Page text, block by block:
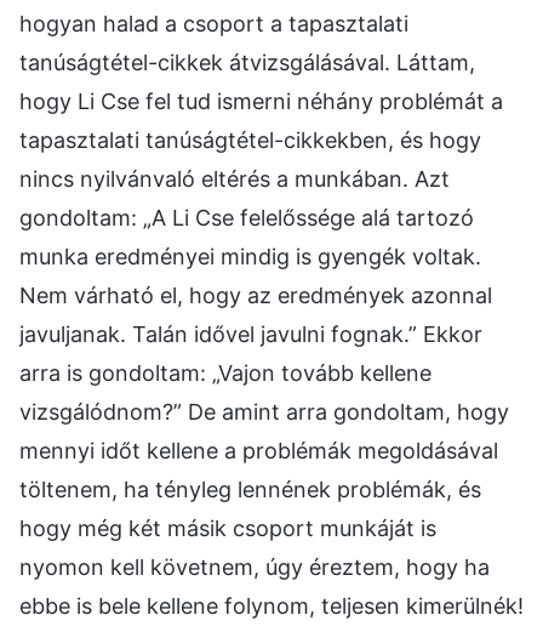
hogyan halad a csoport a tapasztalati
tanúságtétel-cikkek átvizsgálásával. Láttam,
hogy Li Cse fel tud ismerni néhány problémát a
tapasztalati tanúságtétel-cikkekben, és hogy
nincs nyilvánvaló eltérés a munkában. Azt
gondoltam: „A Li Cse felelőssége alá tartozó
munka eredményei mindig is gyengék voltak.
Nem várható el, hogy az eredmények azonnal
javuljanak. Talán idővel javulni fognak.” Ekkor
arra is gondoltam: „Vajon tovább kellene
vizsgálódnom?” De amint arra gondoltam, hogy
mennyi időt kellene a problémák megoldásával
töltenem, ha tényleg lennének problémák, és
hogy még két másik csoport munkáját is
nyomon kell követnem, úgy éreztem, hogy ha
ebbe is bele kellene folynom, teljesen kimerülnék!